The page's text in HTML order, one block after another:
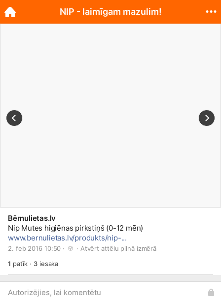
Bērnulietas.lv
Nip Mutes higiēnas pirkstiņš (0-12 mēn)
www.bernulietas.lv/produkts/nip-...
2. feb 2016 10:50 · · Atvērt attēlu pilnā izmērā
1 patīk · 3iesaka
Autorizējies, lai komentētu
NIP - laimīgam mazulim!